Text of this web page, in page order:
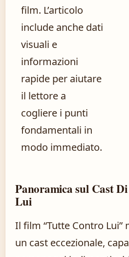
film. L’articolo
include anche dati
visuali e
informazioni
rapide per aiutare
il lettore a
cogliere i punti
fondamentali in
modo immediato.
Panoramica sul Cast
Lui
Il film “Tutte Contro Lui”
un cast eccezionale,